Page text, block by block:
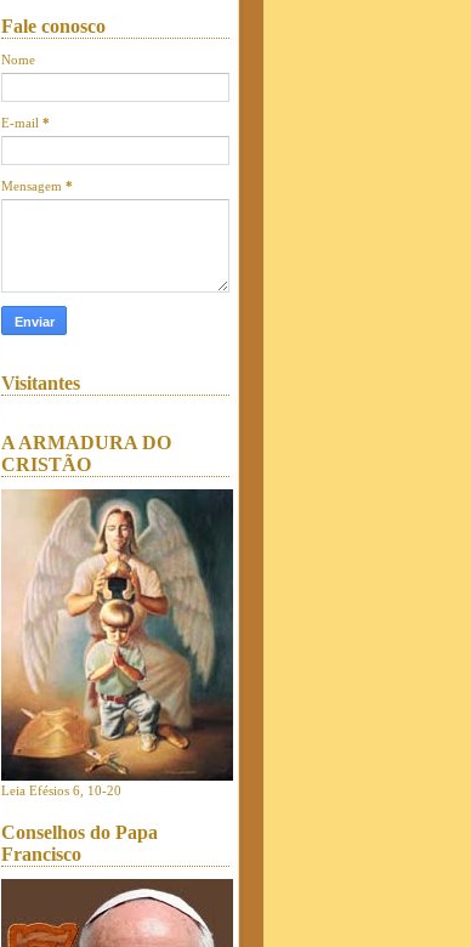
Fale conosco
Nome
E-mail *
Mensagem *
Visitantes
A ARMADURA DO
CRISTÃO
Leia Efésios 6, 10-20
Conselhos do Papa
Francisco